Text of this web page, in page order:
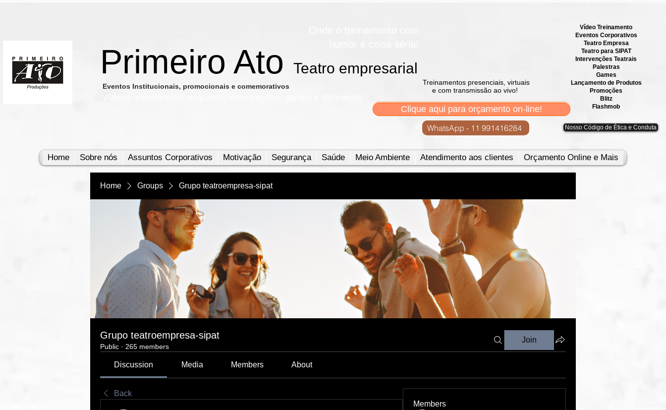
Primeiro Ato Teatro empresarial​
​Eventos Institucionais, promocionais e comemorativos
Treinamentos presenciais, virtuais
e com transmissão ao vivo!
Clique aqui para orçamento on-line!
WhatsApp - 11 991416284
Vídeo Treinamento
Eventos Corporativos
​Teatro Empresa
Teatro para SIPAT
Intervenções Teatrais
Palestras
Games
Lançamento de Produtos
Promoções
Blitz
Flashmob
Nosso Código de Ètica e Conduta
Home Sobre nós Assuntos Corporativos Motivação Segurança Saúde Meio Ambiente Atendimento aos clientes Orçamento Online e Mais
Home Groups Grupo teatroempresa-sipat
Grupo teatroempresa-sipat
Public · 265 members
Join
Discussion Media Members About
Back
Members